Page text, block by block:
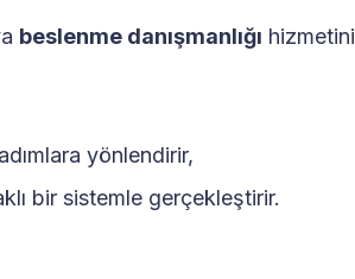
beslenme danışmanlığı hizmetini
yönlendirir,
bir sistemle gerçekleştirir.